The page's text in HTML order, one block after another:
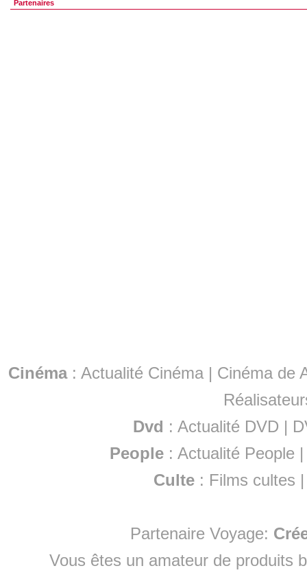
Partenaires
Cinéma: Actualité Cinéma | Cinéma de
Dvd : Actualité DVD |
People :Actualité People
Culte : Films cultes
Partenaire Voyage:
Vous êtes un amateur de produits